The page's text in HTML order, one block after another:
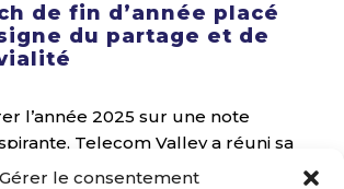
Gérer le consentement
de fin d’année placé
du partage et de
l’année 2025 sur une note
Telecom Valley a réuni sa
d’adhérents lors d’un brunch